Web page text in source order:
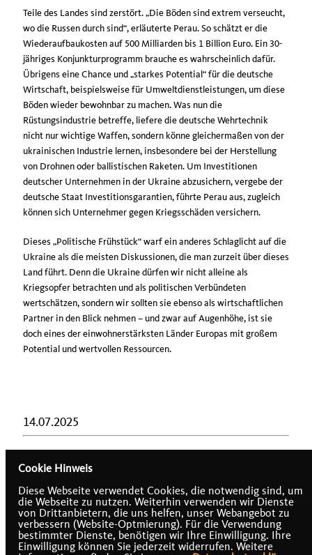
Teile des Landes sind zerstört. „Die Böden sind extrem verseucht,
wo die Russen durch sind“, erläuterte Perau. So schätzt er die
Wiederaufbaukosten auf 500 Milliarden bis 1 Billion Euro. Ein 30-
jähriges Konjunkturprogramm brauche es wahrscheinlich dafür.
Übrigens eine Chance und „starkes Potential“ für die deutsche
Wirtschaft, beispielsweise für Umweltdienstleistungen, um diese
Böden wieder bewohnbar zu machen. Was nun die
Rüstungsindustrie betreffe, liefere die deutsche Wehrtechnik
nicht nur wichtige Waffen, sondern könne gleichermaßen von der
ukrainischen Industrie lernen, insbesondere bei der Herstellung
von Drohnen oder ballistischen Raketen. Um Investitionen
deutscher Unternehmen in der Ukraine abzusichern, vergebe der
deutsche Staat Investitionsgarantien, führte Perau aus, zugleich
können sich Unternehmer gegen Kriegsschäden versichern.
Dieses „Politische Frühstück“ warf ein anderes Schlaglicht auf die
Ukraine als die meisten Diskussionen, die man zurzeit über dieses
Land führt. Denn die Ukraine dürfen wir nicht alleine als
Kriegsopfer betrachten und als politischen Verbündeten
wertschätzen, sondern wir sollten sie ebenso als wirtschaftlichen
Partner in den Blick nehmen – und zwar auf Augenhöhe, ist sie
doch eines der einwohnerstärksten Länder Europas mit großem
Potential und wertvollen Ressourcen.
14.07.2025
IMPRESSUM DATENSCHUTZ KONTAKT
Cookie Hinweis
Diese Webseite verwendet Cookies, die notwendig sind, um
die Webseite zu nutzen. Weiterhin verwenden wir Dienste
von Drittanbietern, die uns helfen, unser Webangebot zu
verbessern (Website-Optmierung). Für die Verwendung
bestimmter Dienste, benötigen wir Ihre Einwilligung. Ihre
Einwilligung können Sie jederzeit widerrufen. Weitere